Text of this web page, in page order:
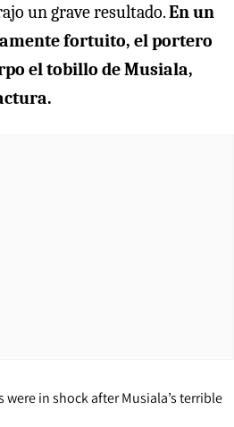
un grave resultado.En un
fortuito, el portero
el tobillo de Musiala,
were in shock after Musiala’s terrible